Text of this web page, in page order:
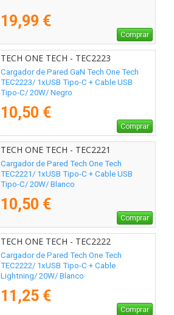
19,99 €
Comprar
TECH ONE TECH - TEC2223
Cargador de Pared GaN Tech One Tech
TEC2223/ 1xUSB Tipo-C + Cable USB
Tipo-C/ 20W/ Negro
10,50 €
Comprar
TECH ONE TECH - TEC2221
Cargador de Pared Tech One Tech
TEC2221/ 1xUSB Tipo-C + Cable USB
Tipo-C/ 20W/ Blanco
10,50 €
Comprar
TECH ONE TECH - TEC2222
Cargador de Pared Tech One Tech
TEC2222/ 1xUSB Tipo-C + Cable
Lightning/ 20W/ Blanco
11,25 €
Comprar